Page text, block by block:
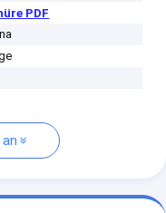
PDF